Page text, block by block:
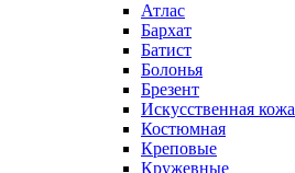
Атлас
Бархат
Батист
Болонья
Брезент
Искусственная кожа
Костюмная
Креповые
Кружевные